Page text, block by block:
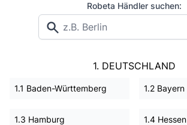
Robeta Händler suchen:
1. DEUTSCHLAND
1.1 Baden-Württemberg 1.2 Bayern
1.3 Hamburg 1.4 Hessen